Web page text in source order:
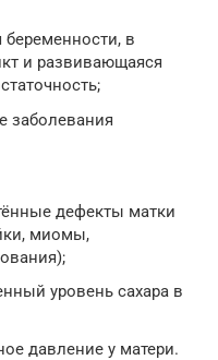
в
и развивающаяся
заболевания
дефекты матки
миомы,
уровень сахара в
давление у матери.